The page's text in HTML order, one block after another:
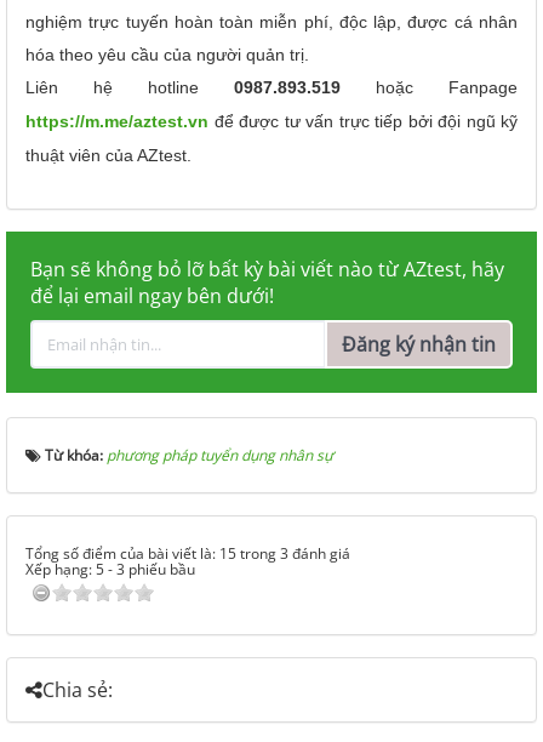
nghiệm trực tuyến hoàn toàn miễn phí, độc lập, được cá nhân
hóa theo yêu cầu của người quản trị.
Liên hệ hotline 0987.893.519 hoặc Fanpage
https://m.me/aztest.vn để được tư vấn trực tiếp bởi đội ngũ kỹ
thuật viên của AZtest.
Bạn sẽ không bỏ lỡ bất kỳ bài viết nào từ AZtest, hãy
để lại email ngay bên dưới!
Đăng ký nhận tin
Từ khóa: phương pháp tuyển dụng nhân sự
Tổng số điểm của bài viết là: 15 trong 3 đánh giá
Xếp hạng:5-3 phiếu bầu
Chia sẻ: